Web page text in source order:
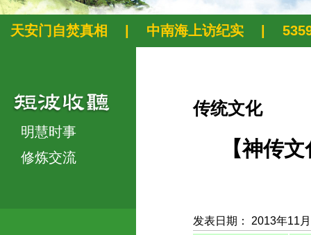
天安门自焚真相 中南海上访纪实
明慧时事
修炼交流
传统文化
【神传
发表日期： 2013年11